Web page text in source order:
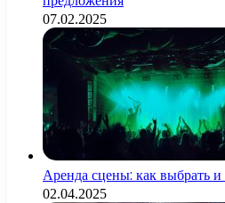
07.02.2025
Аренда сцены: как выбрать
02.04.2025